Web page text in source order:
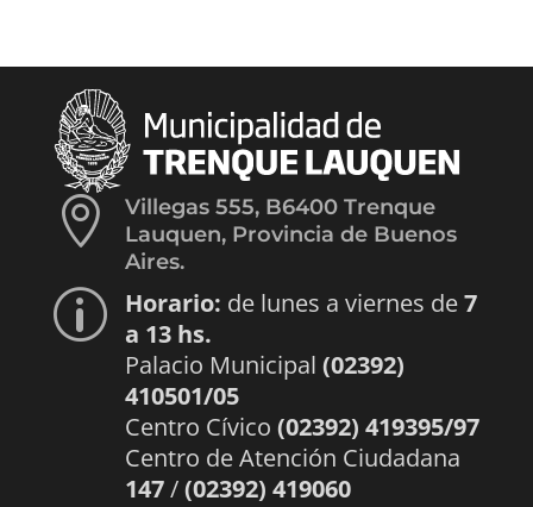

Villegas 555, B6400 Trenque
Lauquen, Provincia de Buenos
Aires.
p Horario: de lunes a viernes de7
a 13 hs.
Palacio Municipal (02392)
410501/05
Centro Cívico (02392) 419395/97
Centro de Atención Ciudadana
147/(02392) 419060